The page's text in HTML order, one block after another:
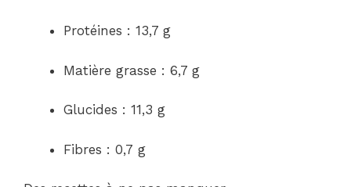
Protéines : 13,7 g
Matière grasse : 6,7 g
Glucides : 11,3 g
Fibres : 0,7 g